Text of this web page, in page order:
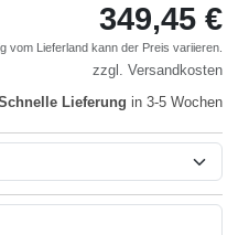
349,45 €
vom Lieferland kann der Preis variieren.
zzgl. Versandkosten
Lieferung in 3-5 Wochen